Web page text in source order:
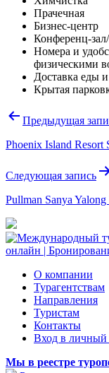
Прачечная
Бизнес-центр
Конференц-
Номера и
физическими
Доставка еды
Крытая
Навигация
записям
Предыдущая
Phoenix Island Resort
Следующая запись
Pullman Sanya
О компании
Турагентствам
Направления
Туристам
Контакты
Вход в личный
Мы в реестре